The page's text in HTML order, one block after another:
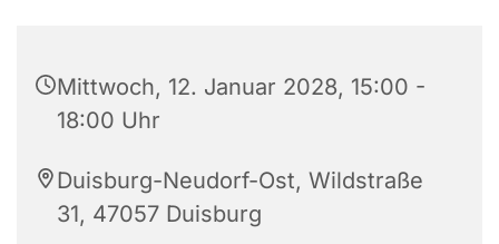
Mittwoch, 12. Januar 2028, 15:00 -
18:00 Uhr
Duisburg-Neudorf-Ost, Wildstraße
31, 47057 Duisburg